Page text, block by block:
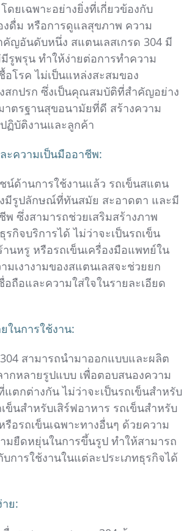
ดยเฉพาะอย่างยิ่งที่เกี่ยวข้องกับ
งดื่ม หรือการดูแลสุขภาพ ความ
คัญอันดับหนึ่ง สแตนเลสเกรด 304 มี
รูพรุน ทำให้ง่ายต่อการทำความ
อโรค ไม่เป็นแหล่งสะสมของ
สกปรก ซึ่งเป็นคุณสมบัติที่สำคัญอย่าง
าตรฐานสุขอนามัยที่ดี สร้างความ
ฏิบัติงานและลูกค้า
ะความเป็นมืออาชีพ:
น์ด้านการใช้งานแล้ว รถเข็นสแตน
งมีรูปลักษณ์ที่ทันสมัย สะอาดตา และมี
พ ซึ่งสามารถช่วยเสริมสร้างภาพ
กิจบริการได้ ไม่ว่าจะเป็นรถเข็น
านหรู หรือรถเข็นเครื่องมือแพทย์ใน
มเงางามของสแตนเลสจะช่วยยก
อถือและความใส่ใจในรายละเอียด
ในการใช้งาน:
สามารถนำมาออกแบบและผลิต
ากหลายรูปแบบ เพื่อตอบสนองความ
แตกต่างกัน ไม่ว่าจะเป็นรถเข็นสำหรับ
ข็นสำหรับเสิร์ฟอาหาร รถเข็นสำหรับ
อรถเข็นเฉพาะทางอื่นๆ ด้วยความ
มยืดหยุ่นในการขึ้นรูป ทำให้สามารถ
บการใช้งานในแต่ละประเภทธุรกิจได้
ย: